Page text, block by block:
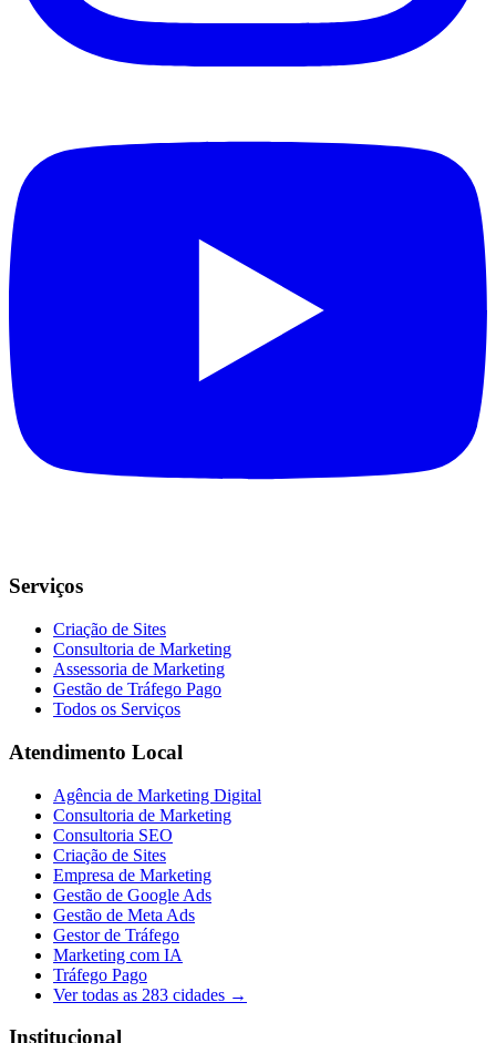
Serviços
Criação de Sites
Consultoria de Marketing
Assessoria de Marketing
Gestão de Tráfego Pago
Todos os Serviços
Atendimento Local
Agência de Marketing Digital
Consultoria de Marketing
Consultoria SEO
Criação de Sites
Empresa de Marketing
Gestão de Google Ads
Gestão de Meta Ads
Gestor de Tráfego
Marketing com IA
Tráfego Pago
Ver todas as 283 cidades →
Institucional